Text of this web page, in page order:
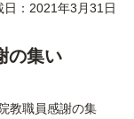
日：2021年3月31日
の集い
教職員感謝の集